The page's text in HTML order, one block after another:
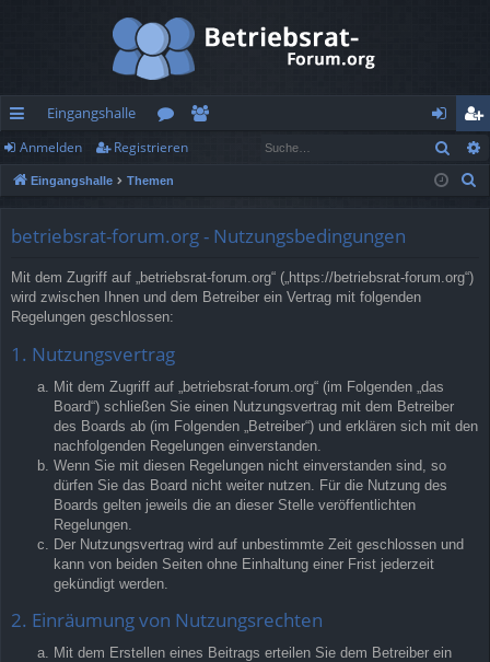
ch
ne
rif
Eingangshalle
or
en
n
m
eg
ist
Anmelden Registrieren
Eingangshalle Themen
betriebsrat-forum.org - Nutzungsbedingungen
Mit dem Zugriff auf „betriebsrat-forum.org“ („https://betriebsrat-forum.org“)
wird zwischen Ihnen und dem Betreiber ein Vertrag mit folgenden
Regelungen geschlossen:
1. Nutzungsvertrag
Mit dem Zugriff auf „betriebsrat-forum.org“ (im Folgenden „das
Board“) schließen Sie einen Nutzungsvertrag mit dem Betreiber
des Boards ab (im Folgenden „Betreiber“) und erklären sich mit den
nachfolgenden Regelungen einverstanden.
Wenn Sie mit diesen Regelungen nicht einverstanden sind, so
dürfen Sie das Board nicht weiter nutzen. Für die Nutzung des
Boards gelten jeweils die an dieser Stelle veröffentlichten
Regelungen.
Der Nutzungsvertrag wird auf unbestimmte Zeit geschlossen und
kann von beiden Seiten ohne Einhaltung einer Frist jederzeit
gekündigt werden.
2. Einräumung von Nutzungsrechten
Mit dem Erstellen eines Beitrags erteilen Sie dem Betreiber ein